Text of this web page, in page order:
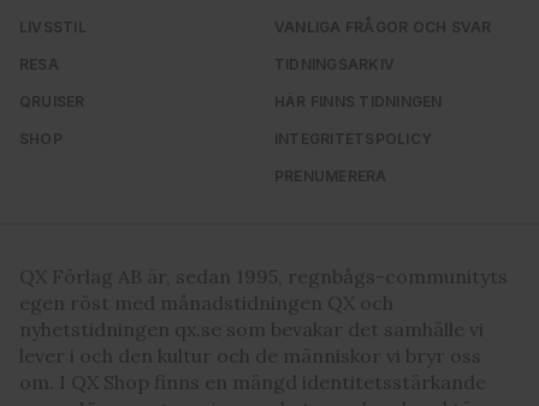
LIVSSTIL
RESA
QRUISER
SHOP
VANLIGA FRÅGOR OCH SVAR
TIDNINGSARKIV
HÄR FINNS TIDNINGEN
INTEGRITETSPOLICY
PRENUMERERA
QX Förlag AB är, sedan 1995, regnbågs-communityts
egen röst med månadstidningen QX och
nyhetstidningen qx.se som bevakar det samhälle vi
lever i och den kultur och de människor vi bryr oss
om. I QX Shop finns en mängd identitetsstärkande